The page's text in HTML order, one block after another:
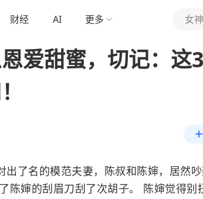
财经 AI 更多
爱甜蜜，切记：这
了名的模范夫妻，陈叔和陈婶，居然
陈婶的刮眉刀刮了次胡子。 陈婶觉得别